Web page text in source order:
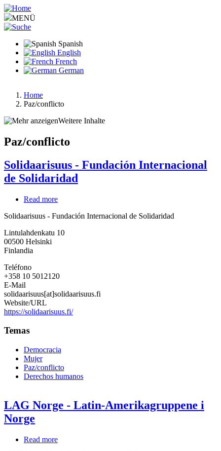
Pasar
al
contenido
MENÜ
Spanish
English
French
German
Ruta
de
Home
Paz/conflicto
Weitere Inhalte
Paz/conflicto
Solidaarisuus - Fundación Internacional
de Solidaridad
Read more
-
Internacional
Solidaarisuus - Fundación Internacional de Solidaridad
Lintulahdenkatu 10
00500 Helsinki
Finlandia
Teléfono
+358 10 5012120
E-Mail
solidaarisuus[at]solidaarisuus.fi
Website/URL
https://solidaarisuus.fi/
Temas
Democracia
Mujer
Paz/conflicto
Derechos humanos
LAG Norge - Latin-Amerikagruppene i
Norge
Read more